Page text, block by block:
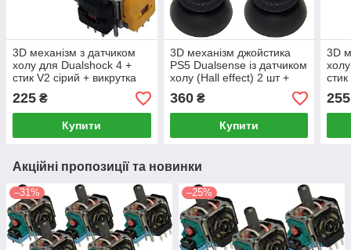
3D механізм з датчиком
холу для Dualshock 4 +
стик V2 сірий + викрутка
225 ₴
Купити
3D механізм джойстика
PS5 Dualsense із датчиком
холу (Hall effect) 2 шт +
стики V2 сірі 2 шт
360₴
Купити
3D
255
Акційні пропозиції та новинки
–31% –25%